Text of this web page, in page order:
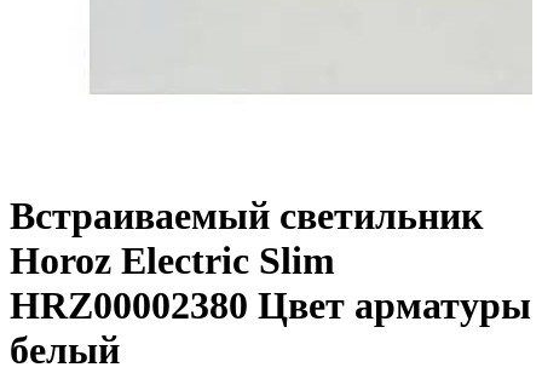
Встраиваемый светильник
Horoz Electric Slim
HRZ00002380 Цвет арматуры
белый